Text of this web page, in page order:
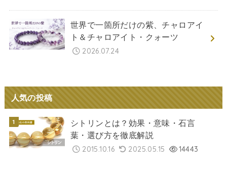
世界で一箇所だけの紫、チャロアイ
ト＆チャロアイト・クォーツ
2026.07.24
人気の投稿
シトリンとは？効果・意味・石言
葉・選び方を徹底解説
2015.10.16 2025.05.15 14443